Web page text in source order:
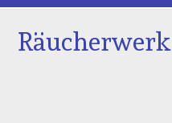
Räucherwerk